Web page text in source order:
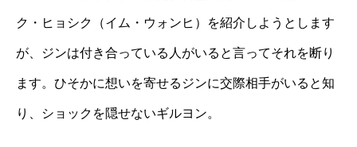
ク・ヒョシク（イム・ウォンヒ）を紹介しようとします
が、ジンは付き合っている人がいると言ってそれを断り
ます。ひそかに想いを寄せるジンに交際相手がいると知
り、ショックを隠せないギルヨン。